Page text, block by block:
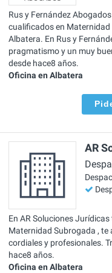
Rus y Fernández
cualificados en Maternidad
Albatera. En Rus y
pragmatismo y un muy
desde hace8 años.
Oficina en Albatera
AR
En AR Soluciones
Maternidad Subrogada , te
cordiales y profesionales.
hace8 años.
Oficina en Albatera